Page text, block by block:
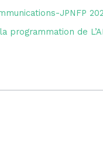
JPNFP
programmation de